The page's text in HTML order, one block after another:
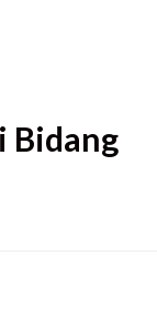
Bidang